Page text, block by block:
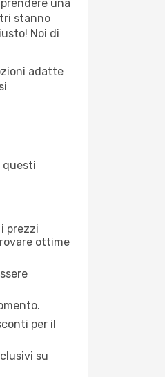
una
stanno
Noi di
adatte
questi
prezzi
ottime
per il
su